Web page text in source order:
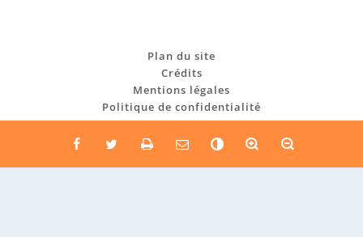
Plan du site
Crédits
Mentions légales
Politique de confidentialité
n